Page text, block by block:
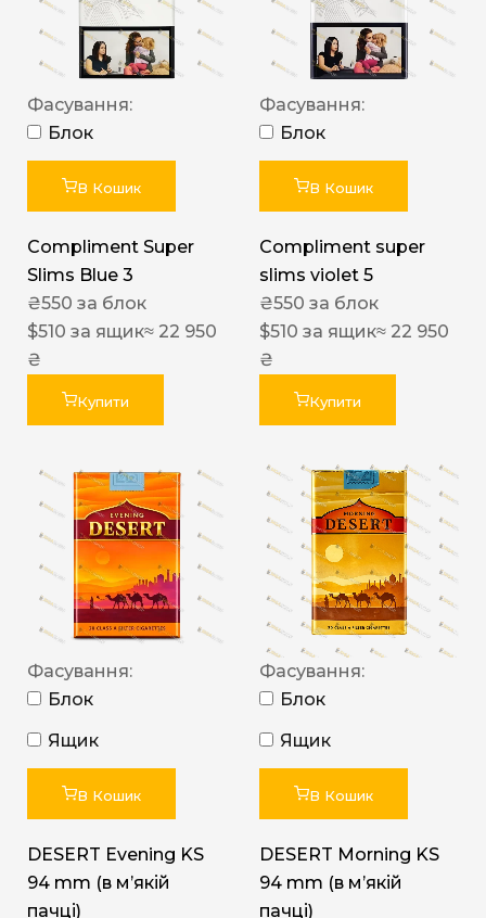
Фасування:
Блок
В Кошик
Compliment Super
Slims Blue 3
₴550 за блок
$510 за ящик≈ 22 950
₴
Купити
Фасування:
Блок
В Кошик
Compliment super
slims violet 5
₴550 за блок
$510 за ящик≈ 22 950
₴
Купити
Фасування:
Блок
Ящик
В Кошик
DESERT Evening KS
94 mm (в мʼякій
пачці)
Фасування:
Блок
Ящик
В Кошик
DESERT Morning KS
94 mm (в мʼякій
пачці)